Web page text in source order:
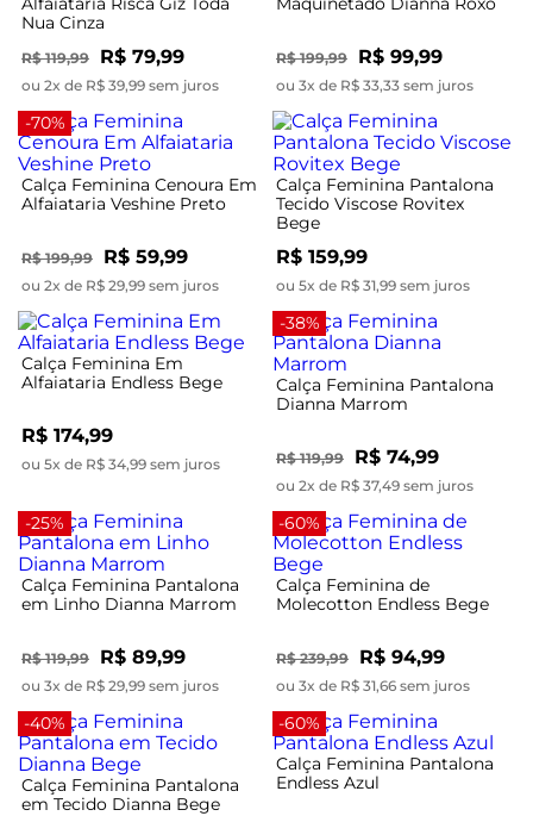
Nua Cinza
R$ 119,99 R$ 79,99
ou 2x de R$ 39,99 sem juros
R$ 199,99 R$ 99,99
ou 3x de R$ 33,33 sem juros
-70%
Calça Feminina Cenoura Em
Alfaiataria Veshine Preto
R$ 199,99 R$ 59,99
ou 2x de R$ 29,99 sem juros
Calça Feminina Pantalona
Tecido Viscose Rovitex
Bege
R$ 159,99
ou 5x de R$ 31,99 sem juros
Calça Feminina Em
Alfaiataria Endless Bege
R$ 174,99
ou 5x de R$ 34,99 sem juros
-38%
Calça Feminina Pantalona
Dianna Marrom
R$ 119,99 R$ 74,99
ou 2x de R$ 37,49 sem juros
-25%
Calça Feminina Pantalona
em Linho Dianna Marrom
R$ 119,99 R$ 89,99
ou 3x de R$ 29,99 sem juros
-60%
Calça Feminina de
Molecotton Endless Bege
R$ 239,99 R$ 94,99
ou 3x de R$ 31,66 sem juros
-40%
Calça Feminina Pantalona
em Tecido Dianna Bege
-60%
Calça Feminina Pantalona
Endless Azul